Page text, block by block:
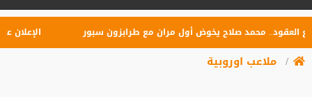
محمد صلاح يخوض أول مران مع طرابزون سبور الإعلان عن
ملاعب اوروبية